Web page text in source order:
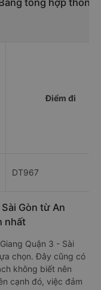
DT967
Gòn từ An
nhất
Quận 3 - Sài